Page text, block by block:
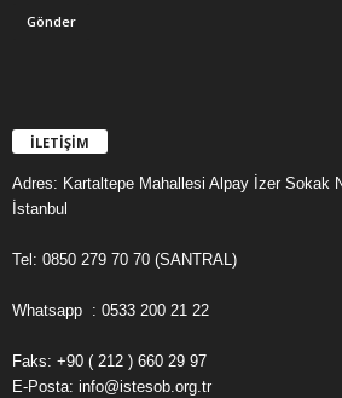
İLETİŞİM
Adres: Kartaltepe Mahallesi Alpay İzer Sokak
İstanbul
Tel: 0850 279 70 70 (SANTRAL)
Whatsapp : 0533 200 21 22
Faks: +90 ( 212 ) 660 29 97
E-Posta: info@istesob.org.tr